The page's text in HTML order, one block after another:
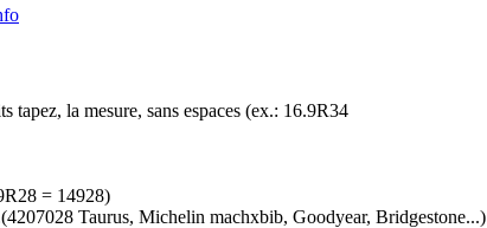
tapez, la mesure, sans espaces (ex.: 16.9R34
= 14928)
Taurus, Michelin machxbib, Goodyear, Bridgestone...)